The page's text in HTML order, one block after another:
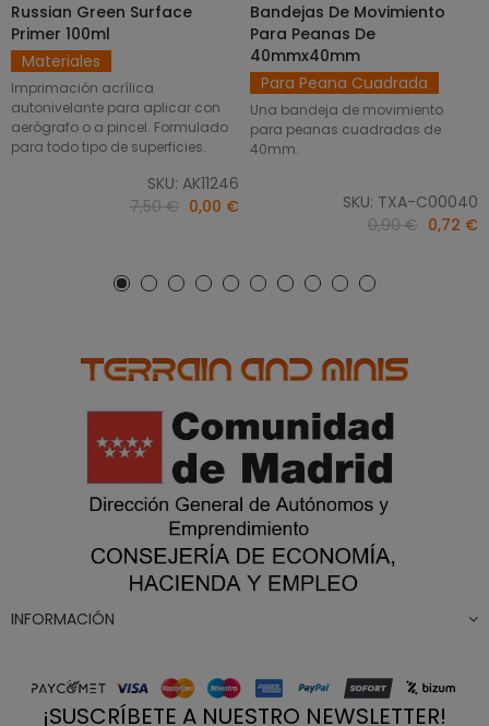
AÑADIR AL CARRITO
Russian Green Surface
Primer 100ml
Materiales
Imprimación acrílica
autonivelante para aplicar con
aerógrafo o a pincel. Formulado
para todo tipo de superficies.
SKU: AK11246
7,50 € 0,00 €
SELECCIONAR OPCIONES
Bandejas De Movimiento
Para Peanas De
40mmx40mm
Para Peana Cuadrada
Una bandeja de movimiento
para peanas cuadradas de
40mm.
SKU: TXA-C00040
0,90 € 0,72 €
INFORMACIÓN
¡SUSCRÍBETE A NUESTRO NEWSLETTER!